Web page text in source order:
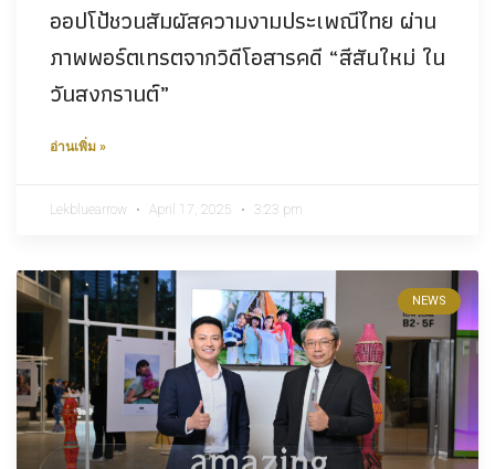
ออปโป้ชวนสัมผัสความงามประเพณีไทย ผ่าน
ภาพพอร์ตเทรตจากวิดีโอสารคดี “สีสันใหม่ ใน
วันสงกรานต์”
อ่านเพิ่ม »
Lekbluearrow April 17, 2025 3:23 pm
NEWS